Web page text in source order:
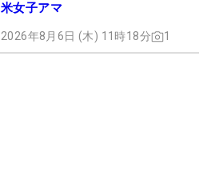
米女子アマ
2026年8月6日 (木) 11時18分 1